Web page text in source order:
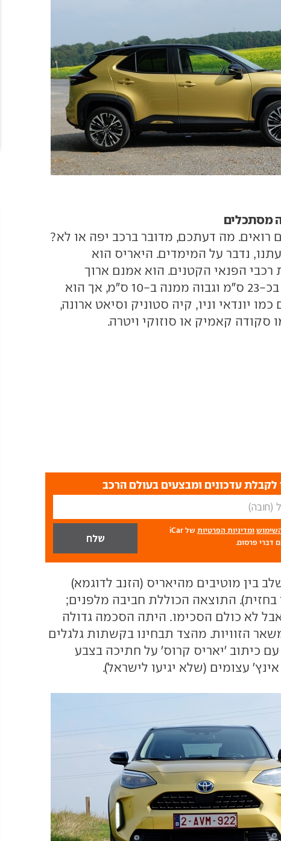
מסתכלים
מה דעתכם, מדובר ברכב יפה או לא?
נדבר על המימדים. היאריס הוא
הפנאי הקטנים. הוא אמנם ארוך
מהיאריס הרגילה בכ-23 ס"מ וגבוה ממנה ב-10 ס"מ, אך הוא
יונדאי וניו, קיה סטוניק וסיאט ארונה,
סקודה קאמיק או סוזוקי ויטרה.
לקבלת עדכונים ומבצעים בעולם הרכב
ומדיניות הפרטיות
של iCar
דברי פרסום.
בין מוטיבים מהיאריס (הזנב לדוגמא)
(בעיקר בחזית). התוצאה הכוללת חביבה מלפנים;
לא כולם הסכימו. היתה הסכמה גדולה
הזוויות. מהצד תבחינו בקשתות גלגלים
כיתוב 'יאריס קרוס' על חתיכה בצבע